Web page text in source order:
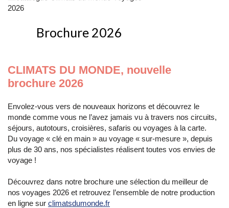
Brochure 2026
CLIMATS DU MONDE, nouvelle
brochure 2026
Envolez-vous vers de nouveaux horizons et découvrez le
monde comme vous ne l’avez jamais vu à travers nos circuits,
séjours, autotours, croisières, safaris ou voyages à la carte.
Du voyage « clé en main » au voyage « sur-mesure », depuis
plus de 30 ans, nos spécialistes réalisent toutes vos envies de
voyage !
Découvrez dans notre brochure une sélection du meilleur de
nos voyages 2026 et retrouvez l’ensemble de notre production
en ligne sur climatsdumonde.fr